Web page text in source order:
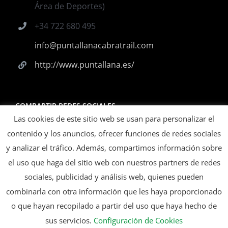
Área de Deportes)
+34 722 680 495
info@puntallanacabratrail.com
http://www.puntallana.es/
COMPARTIR REDES SOCIALES
ORGANIZA
Las cookies de este sitio web se usan para personalizar el
contenido y los anuncios, ofrecer funciones de redes sociales
y analizar el tráfico. Además, compartimos información sobre
el uso que haga del sitio web con nuestros partners de redes
sociales, publicidad y análisis web, quienes pueden
combinarla con otra información que les haya proporcionado
o que hayan recopilado a partir del uso que haya hecho de
sus servicios. Configuración de Cookies